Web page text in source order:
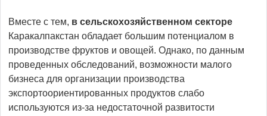
Вместе с тем, в сельскохозяйственном секторе
Каракалпакстан обладает большим потенциалом в
производстве фруктов и овощей. Однако, по данным
проведенных обследований, возможности малого
бизнеса для организации производства
экспортоориентированных продуктов слабо
используются из-за недостаточной развитости